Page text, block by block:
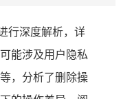
行深度解析，详
能涉及用户隐私
，分析了删除操